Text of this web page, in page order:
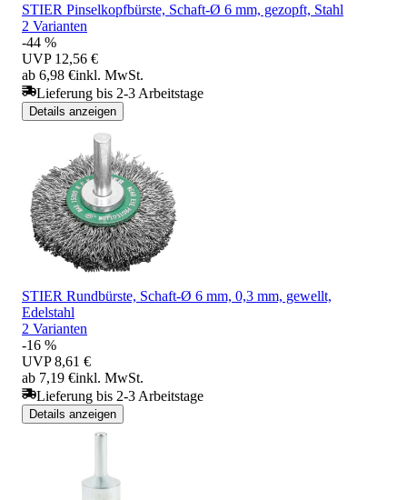
STIER Pinselkopfbürste, Schaft-Ø 6 mm, gezopft, Stahl
2 Varianten
-44 %
UVP 12,56 €
ab 6,98 €inkl. MwSt.
Lieferung bis 2-3 Arbeitstage
Details anzeigen
STIER Rundbürste, Schaft-Ø 6 mm, 0,3 mm, gewellt,
Edelstahl
2 Varianten
-16 %
UVP 8,61 €
ab 7,19 €inkl. MwSt.
Lieferung bis 2-3 Arbeitstage
Details anzeigen